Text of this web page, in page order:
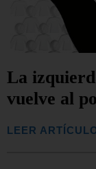
La
vuelve al
LEER